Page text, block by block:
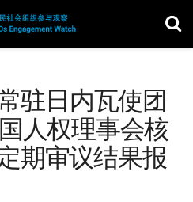
驻日内瓦使团
人权理事会核
期审议结果报